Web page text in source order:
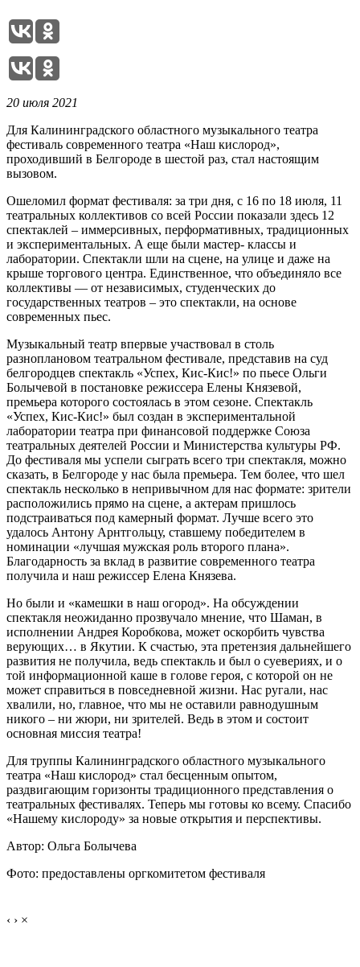
20 июля 2021
Для Калининградского областного музыкального театра
фестиваль современного театра «Наш кислород»,
проходивший в Белгороде в шестой раз, стал настоящим
вызовом.
Ошеломил формат фестиваля: за три дня, с 16 по 18 июля, 11
театральных коллективов со всей России показали здесь 12
спектаклей – иммерсивных, перформативных, традиционных
и экспериментальных. А еще были мастер- классы и
лаборатории. Спектакли шли на сцене, на улице и даже на
крыше торгового центра. Единственное, что объединяло все
коллективы — от независимых, студенческих до
государственных театров – это спектакли, на основе
современных пьес.
Музыкальный театр впервые участвовал в столь
разноплановом театральном фестивале, представив на суд
белгородцев спектакль «Успех, Кис-Кис!» по пьесе Ольги
Болычевой в постановке режиссера Елены Князевой,
премьера которого состоялась в этом сезоне. Спектакль
«Успех, Кис-Кис!» был создан в экспериментальной
лаборатории театра при финансовой поддержке Союза
театральных деятелей России и Министерства культуры РФ.
До фестиваля мы успели сыграть всего три спектакля, можно
сказать, в Белгороде у нас была премьера. Тем более, что шел
спектакль несколько в непривычном для нас формате: зрители
расположились прямо на сцене, а актерам пришлось
подстраиваться под камерный формат. Лучше всего это
удалось Антону Арнтгольцу, ставшему победителем в
номинации «лучшая мужская роль второго плана».
Благодарность за вклад в развитие современного театра
получила и наш режиссер Елена Князева.
Но были и «камешки в наш огород». На обсуждении
спектакля неожиданно прозвучало мнение, что Шаман, в
исполнении Андрея Коробкова, может оскорбить чувства
верующих… в Якутии. К счастью, эта претензия дальнейшего
развития не получила, ведь спектакль и был о суевериях, и о
той информационной каше в голове героя, с которой он не
может справиться в повседневной жизни. Нас ругали, нас
хвалили, но, главное, что мы не оставили равнодушным
никого – ни жюри, ни зрителей. Ведь в этом и состоит
основная миссия театра!
Для труппы Калининградского областного музыкального
театра «Наш кислород» стал бесценным опытом,
раздвигающим горизонты традиционного представления о
театральных фестивалях. Теперь мы готовы ко всему. Спасибо
«Нашему кислороду» за новые открытия и перспективы.
Автор: Ольга Болычева
Фото: предоставлены оргкомитетом фестиваля
‹ › ×